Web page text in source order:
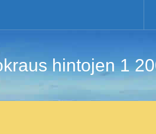
hintojen 1